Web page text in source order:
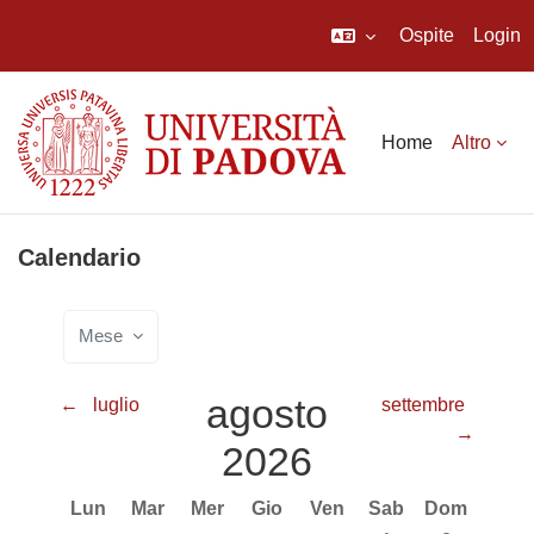
Ospite Login
Home Altro
Calendario
Mese
← luglio
agosto
2026
settembre
→
Lunedi
Lun Martedì
Mar Mercoledì
Mer Giovedì
Gio Venerdì
Ven Sabato
Sab Domenica
Dom